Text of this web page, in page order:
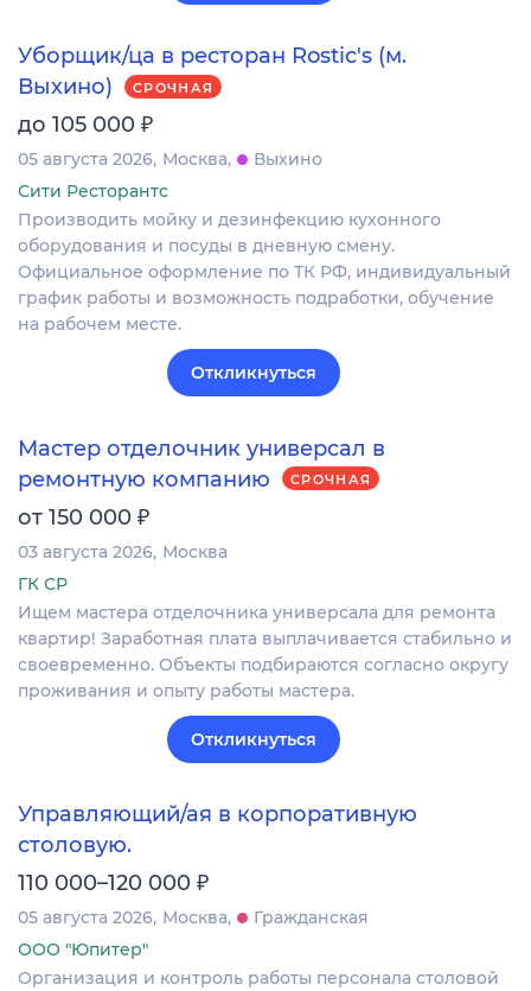
Уборщик/ца в ресторан Rostic's (м.
Выхино)
СРОЧНАЯ
до 105 000 ₽
05 августа 2026 Москва
Выхино
Сити Ресторантс
Производить мойку и дезинфекцию кухонного
оборудования и посуды в дневную смену.
Официальное оформление по ТК РФ, индивидуальный
график работы и возможность подработки, обучение
на рабочем месте.
Откликнуться
Мастер отделочник универсал в
ремонтную компанию
СРОЧНАЯ
от 150 000 ₽
03 августа 2026 Москва
ГК СР
Ищем мастера отделочника универсала для ремонта
квартир! Заработная плата выплачивается стабильно и
своевременно. Объекты подбираются согласно округу
проживания и опыту работы мастера.
Откликнуться
Управляющий/ая в корпоративную
столовую.
110 000–120 000 ₽
05 августа 2026 Москва
Гражданская
ООО "Юпитер"
Организация и контроль работы персонала столовой